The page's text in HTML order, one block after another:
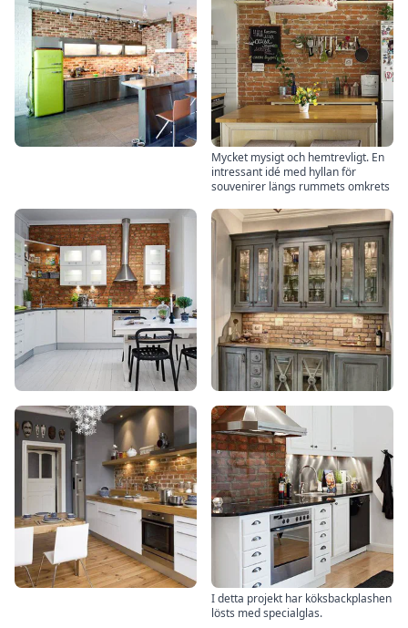
Mycket mysigt och hemtrevligt. En
intressant idé med hyllan för
souvenirer längs rummets omkrets
I detta projekt har köksbackplashen
lösts med specialglas.